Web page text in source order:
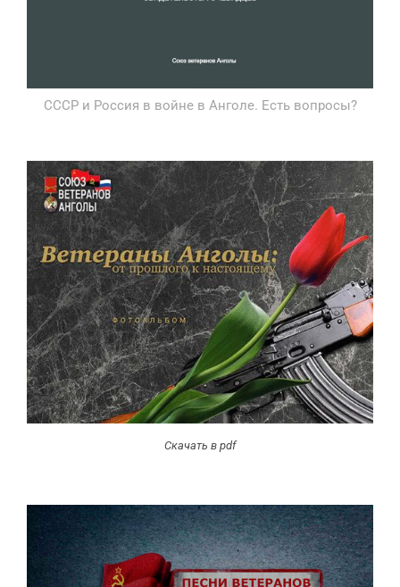
СССР и Россия в войне в Анголе. Есть вопросы?
Скачать в pdf